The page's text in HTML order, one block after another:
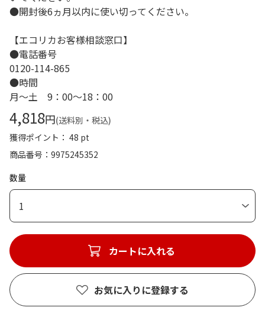
●開封後6ヵ月以内に使い切ってください。
【エコリカお客様相談窓口】
●電話番号
0120-114-865
●時間
月～土 9：00～18：00
4,818円(送料別・税込)
獲得ポイント： 48 pt
商品番号
9975245352
数量
1
カートに入れる
お気に入りに登録する